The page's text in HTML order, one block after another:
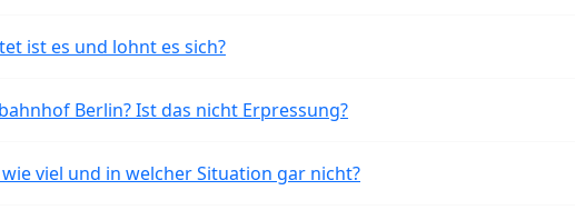
ist es und lohnt es sich?
Berlin? Ist das nicht Erpressung?
viel und in welcher Situation gar nicht?